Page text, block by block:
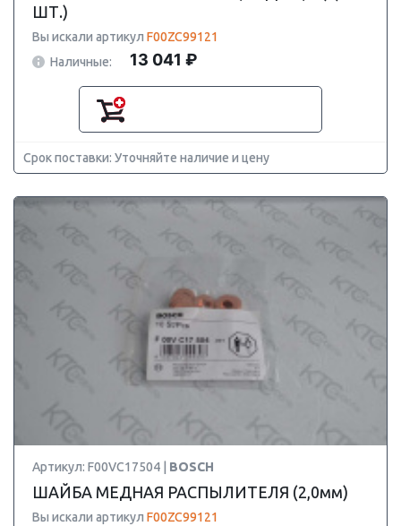
ШТ.)
Вы искали артикул F00ZC99121
Наличные:
13 041 ₽
Срок поставки: Уточняйте наличие и цену
Артикул: F00VC17504 | BOSCH
ШАЙБА МЕДНАЯ РАСПЫЛИТЕЛЯ (2,0мм)
Вы искали артикул F00ZC99121